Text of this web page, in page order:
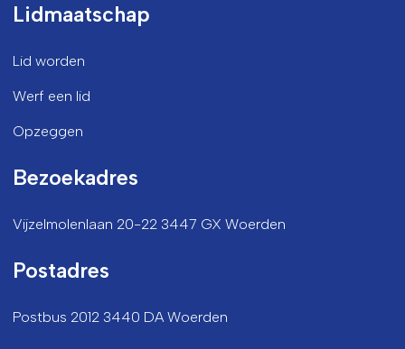
Lidmaatschap
Lid worden
Werf een lid
Opzeggen
Bezoekadres
Vijzelmolenlaan 20-22 3447 GX Woerden
Postadres
Postbus 2012 3440 DA Woerden